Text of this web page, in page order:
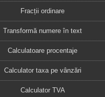
Fracții ordinare
Transformă numere în text
Calculatoare procentaje
Calculator taxa pe vânzări
Calculator TVA